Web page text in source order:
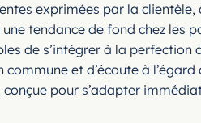
exprimées par la
tendance de fond chez les
de s’intégrer à la
et d’écoute à
pour s’adapter